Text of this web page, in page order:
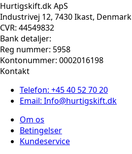
Hurtigskift.dk ApS
Industrivej 12, 7430 Ikast, Denmark
CVR: 44549832
Bank detaljer:
Reg nummer: 5958
Kontonummer: 0002016198
Kontakt
Telefon: +45 40 52 70 20
Email: Info@hurtigskift.dk
Om os
Betingelser
Kundeservice